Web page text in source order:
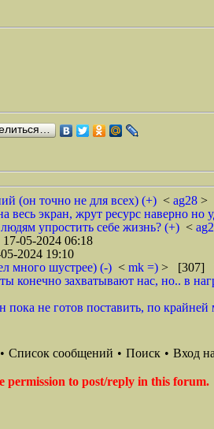
(он точно не для всех) (+) < ag28 >
экран, жрут ресурс наверно но
упростить себе жизнь? (+) <
05-2024 06:18
2024 19:10
много шустрее) (-) < mk =) > [307]
конечно захватывают нас, но.. в
не готов поставить, по крайней
• Список сообщений • Поиск • Вход
permission to post/reply in this forum.